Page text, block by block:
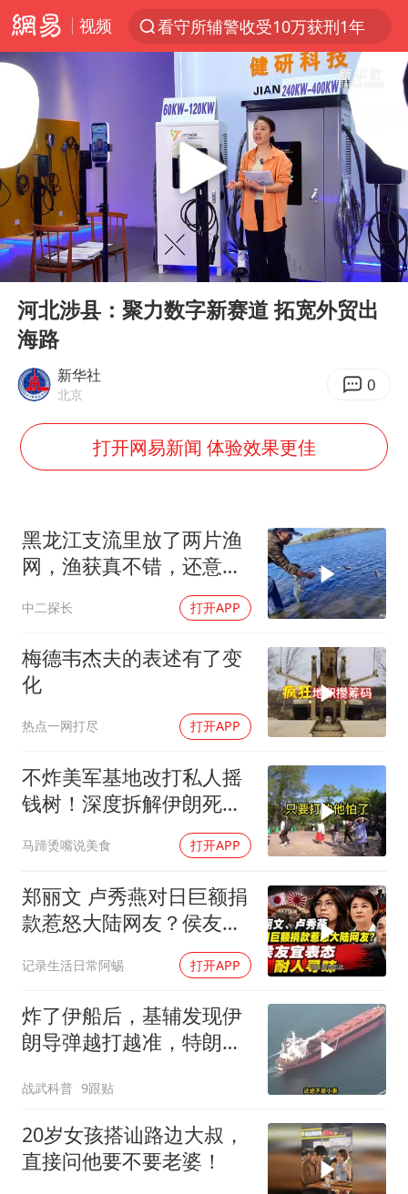
视频
看守所辅警收受10万获刑1年
台风白海豚进入48小时警戒线
台风白海豚影响中国已成定局
佛得角门将亮相智利俱乐部主场
U17国足1分钟轰2球
宇树科技发行价格150.80元/股
五粮液渠道价一箱上涨近百元
“深圳地面沉降致车辆损坏”不实
把党建设得更加坚强有力
中国养老床位“三连降”
贵州轮胎子公司获美国退税8136万
郑国霖回应去景区上班被保安拦下
奋进开新局 实干挑大梁
Play
00:00 01:23
河北涉县：聚力数字新赛道 拓宽外贸出
海路
新华社
北京 0
打开网易新闻 体验效果更佳
黑龙江支流里放了两片渔
网，渔获真不错，还意外
中二探长 打开APP
梅德韦杰夫的表述有了变
化
热点一网打尽 打开APP
不炸美军基地改打私人摇
钱树！深度拆解伊朗死掐
特朗普七寸的生死局，这
招到底有多绝？
马蹄烫嘴说美食 打开APP
郑丽文 卢秀燕对日巨额捐
款惹怒大陆网友？侯友宜
记录生活日常阿蜴 打开APP
炸了伊船后，基辅发现伊
朗导弹越打越准，特朗普
战武科普 9跟贴
20岁女孩搭讪路边大叔，
直接问他要不要老婆！